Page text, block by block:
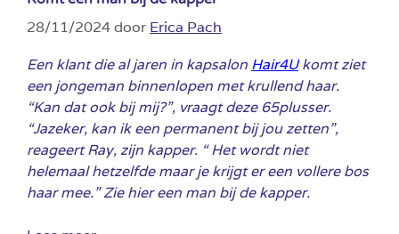
28/11/2024door Erica Pach
Een klant die al jaren in kapsalon Hair4Ukomt ziet
een jongeman binnenlopen met krullend haar.
“Kan dat ook bij mij?”, vraagt deze 65plusser.
“Jazeker, kan ik een permanent bij jou zetten”,
reageert Ray, zijn kapper. “ Het wordt niet
helemaal hetzelfde maar je krijgt er een vollere bos
haar mee.” Zie hier een man bij de kapper.